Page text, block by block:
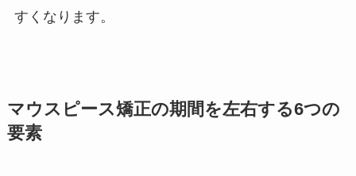
すくなります。
マウスピース矯正の期間を左右する6つの
要素